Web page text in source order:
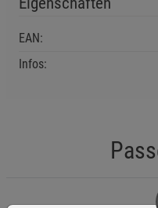
EAN:
Infos: